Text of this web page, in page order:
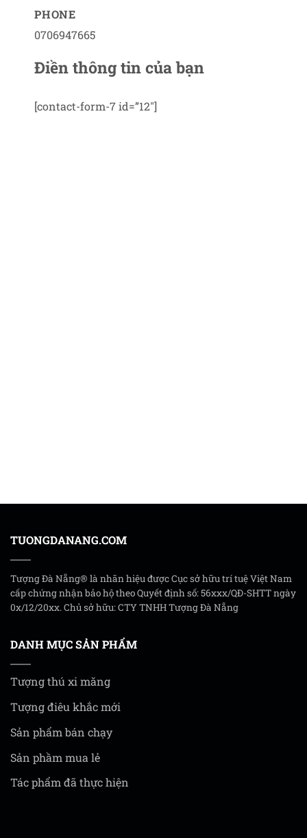
PHONE
0706947665
Điền thông tin của bạn
[contact-form-7 id=”12″]
TUONGDANANG.COM
Tượng Đà Nẵng® là nhãn hiệu được Cục sở hữu trí tuệ Việt Nam
cấp chứng nhận bảo hộ theo Quyết định số: 56xxx/QĐ-SHTT ngày
0x/12/20xx. Chủ sở hữu: CTY TNHH Tượng Đà Nẵng
DANH MỤC SẢN PHẨM
Tượng thú xi măng
Tượng điêu khắc mới
Sản phẩm bán chạy
Sản phầm mua lẻ
Tác phẩm đã thực hiện